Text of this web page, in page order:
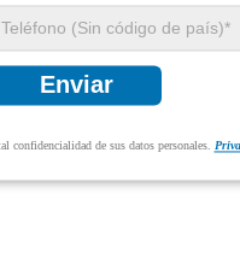
Enviar
confidencialidad de sus datos personales.